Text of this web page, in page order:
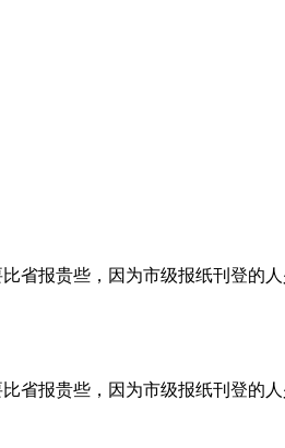
省报贵些，因为市级报纸刊登的
省报贵些，因为市级报纸刊登的